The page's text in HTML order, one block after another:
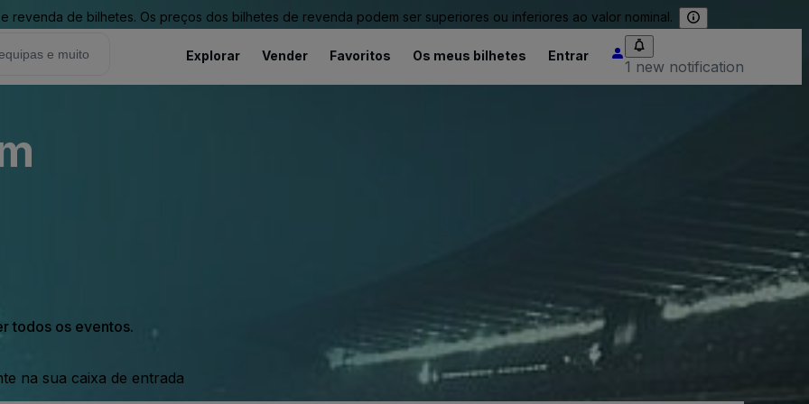
revenda de bilhetes. Os preços dos bilhetes de revenda podem ser superiores ou inferiores ao valor nominal.
Explorar Vender Favoritos Os meus bilhetes Entrar
1 new notification
todos os eventos.
na sua caixa de entrada